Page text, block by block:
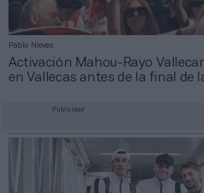
Pablo Nieves
Activación Mahou-Rayo
en Vallecas antes de la final de
Publicidad